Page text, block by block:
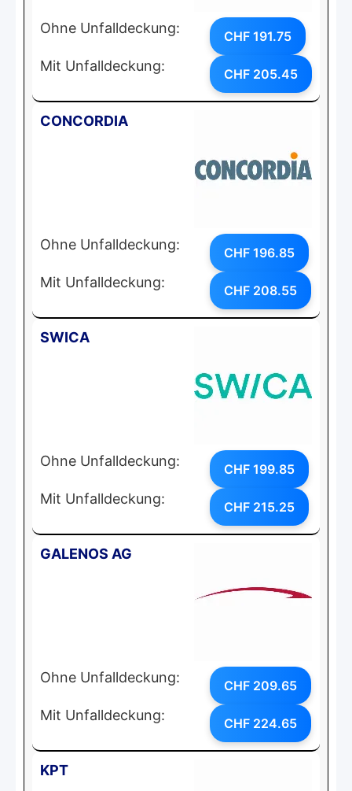
Ohne Unfalldeckung: CHF 191.75
Mit Unfalldeckung: CHF 205.45
CONCORDIA
Ohne Unfalldeckung: CHF 196.85
Mit Unfalldeckung: CHF 208.55
SWICA
Ohne Unfalldeckung: CHF 199.85
Mit Unfalldeckung: CHF 215.25
GALENOS AG
Ohne Unfalldeckung: CHF 209.65
Mit Unfalldeckung: CHF 224.65
KPT